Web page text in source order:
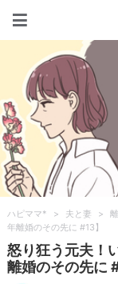
ハピママ* > 夫と妻 >
年離婚のその先に #13】
怒り狂う元夫！
離婚のその先に